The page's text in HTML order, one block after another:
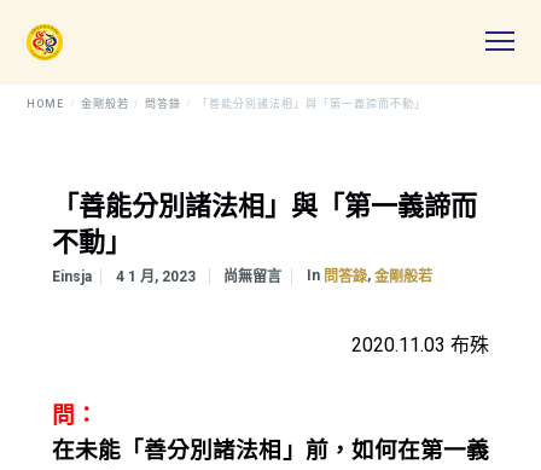
HOME 金剛般若 問答錄 「善能分別諸法相」與「第一義諦而不動」
「善能分別諸法相」與「第一義諦而
不動」
Einsja 4 1 月, 2023 尚無留言 In 問答錄, 金剛般若
2020.11.03 布殊
問：
在未能「善分別諸法相」前，如何在第一義